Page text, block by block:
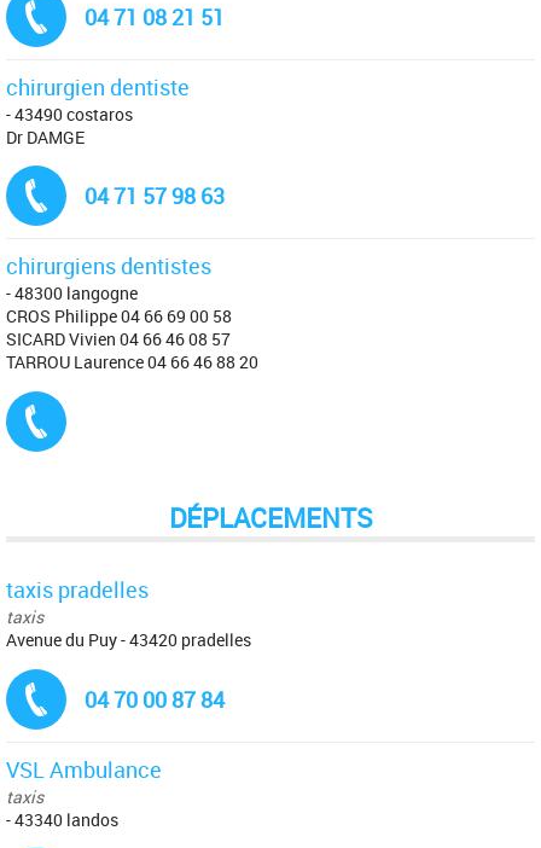
04 71 08 21 51
chirurgien dentiste
- 43490 costaros
Dr DAMGE
04 71 57 98 63
chirurgiens dentistes
- 48300 langogne
CROS Philippe 04 66 69 00 58
SICARD Vivien 04 66 46 08 57
TARROU Laurence 04 66 46 88 20
DÉPLACEMENTS
taxis pradelles
taxis
Avenue du Puy - 43420 pradelles
04 70 00 87 84
VSL Ambulance
taxis
- 43340 landos